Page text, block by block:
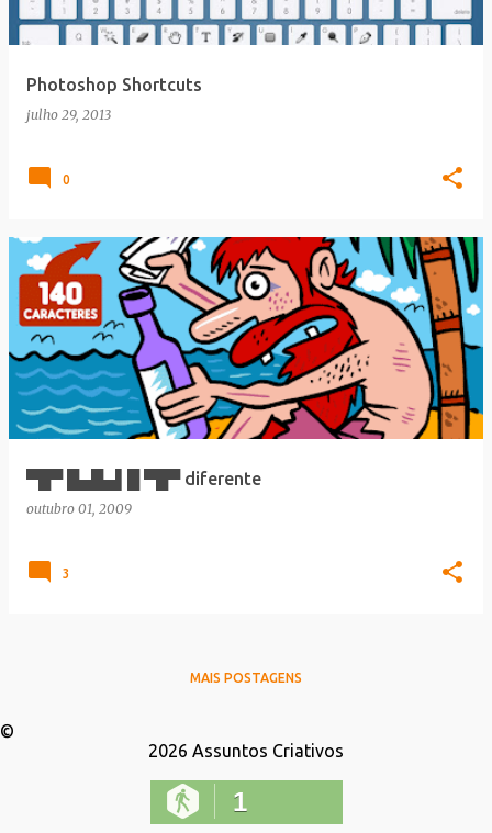
Photoshop Shortcuts
julho 29, 2013
0
▀█▀ █▄█▄▌█ ▀█▀ diferente
outubro 01, 2009
3
MAIS POSTAGENS
©
2026 Assuntos Criativos
1